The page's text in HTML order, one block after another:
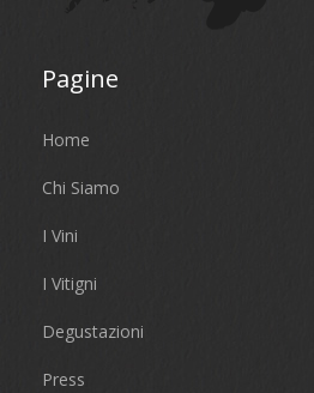
Pagine
Home
Chi Siamo
I Vini
I Vitigni
Degustazioni
Press